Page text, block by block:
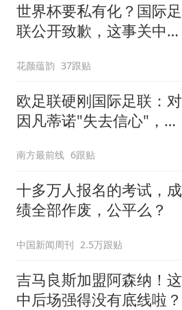
世界杯要私有化？国际足
联公开致歉，这事关中国
花颜蕴韵 37跟贴
欧足联硬刚国际足联：对
因凡蒂诺"失去信心"，抵
南方最前线 6跟贴
十多万人报名的考试，成
绩全部作废，公平么？
中国新闻周刊 2.5万跟贴
吉马良斯加盟阿森纳！这
中后场强得没有底线啦？